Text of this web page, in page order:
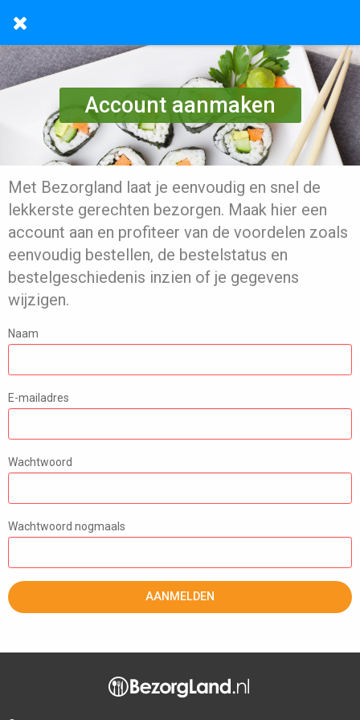
Account aanmaken
Met Bezorgland laat je eenvoudig en snel de
lekkerste gerechten bezorgen. Maak hier een
account aan en profiteer van de voordelen zoals
eenvoudig bestellen, de bestelstatus en
bestelgeschiedenis inzien of je gegevens
wijzigen.
Naam
E-mailadres
Wachtwoord
Wachtwoord nogmaals
AANMELDEN